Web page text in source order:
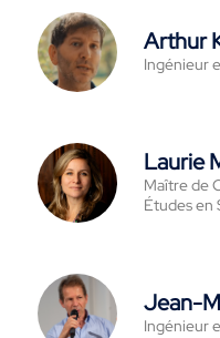
Arthur
Ingénieur
Laurie
Maître de
Études en
Jean-
Ingénieur